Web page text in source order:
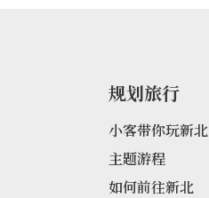
规划旅行
小客带你玩新北
主题游程
如何前往新北